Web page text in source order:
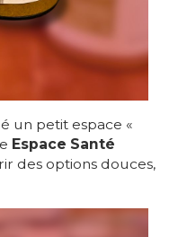
un petit espace «
Espace Santé
des options douces,